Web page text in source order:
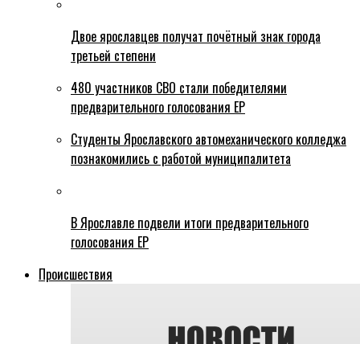
Двое ярославцев получат почётный знак города
третьей степени
480 участников СВО стали победителями
предварительного голосования ЕР
Студенты Ярославского автомеханического колледжа
познакомились с работой муниципалитета
В Ярославле подвели итоги предварительного
голосования ЕР
Происшествия